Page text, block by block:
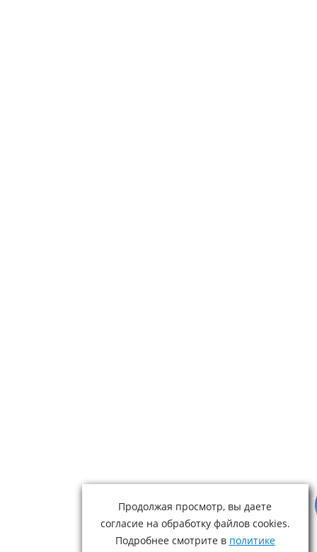
Продолжая просмотр, вы даете
согласие на обработку файлов cookies.
Подробнее смотрите в политике